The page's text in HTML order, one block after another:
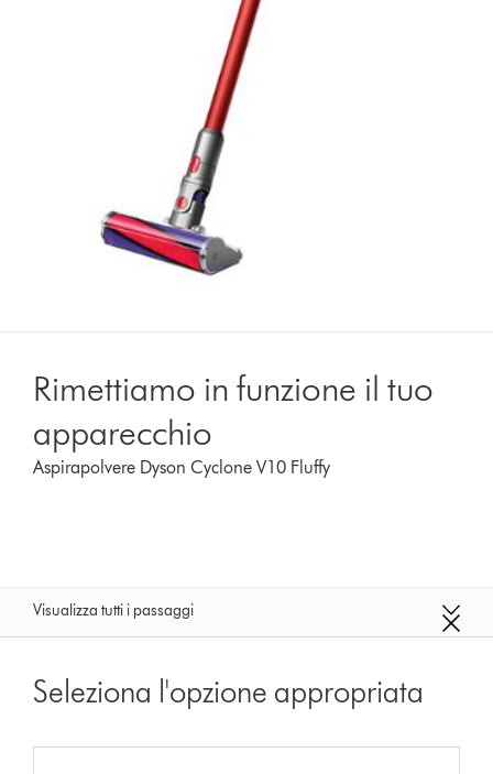
Rimettiamo in funzione il tuo
apparecchio
Aspirapolvere Dyson Cyclone V10 Fluffy
Visualizza tutti i passaggi
Seleziona l'opzione appropriata